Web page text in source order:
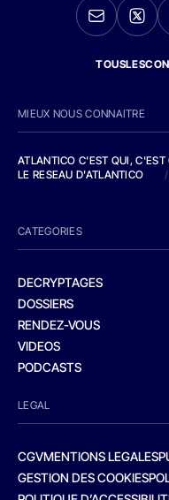
MIEUX NOUS CONNAITRE
ATLANTICO C'EST QUI, C'EST
LE RESEAU D'ATLANTICO
/
CATEGORIES
DECRYPTAGES
DOSSIERS
RENDEZ-VOUS
VIDEOS
PODCASTS
LEGAL
CGVMENTIONS LEGALES
GESTION DES COOKIES